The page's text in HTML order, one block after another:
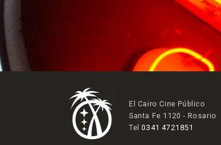
El Cairo Cine Público
Santa Fe 1120 - Rosario
Tel0341 4721851